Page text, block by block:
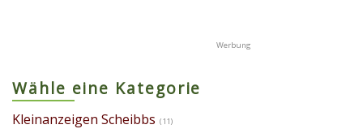
Wähle eine Kategorie
Kleinanzeigen Scheibbs (11)